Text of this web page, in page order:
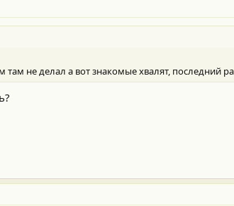
там не делал а вот знакомые хвалят, последний